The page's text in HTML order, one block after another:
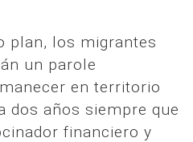
plan, los migrantes
un parole
en territorio
dos años siempre que
financiero y